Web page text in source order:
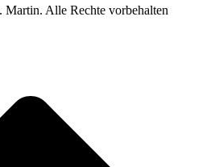
Alle Rechte vorbehalten